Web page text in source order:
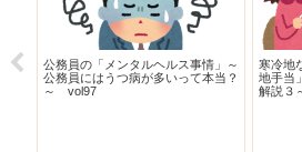
」
公務員の「メンタルヘルス事情」～
公務員にはうつ病が多いって本当？
～ vol97
寒冷地
地手当
解説３